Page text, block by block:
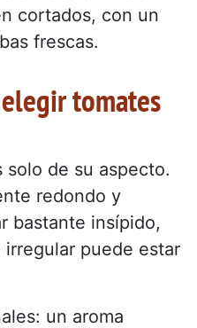
cortados, con un
frescas.
tomates
solo de su aspecto.
redondo y
bastante insípido,
puede estar
un aroma